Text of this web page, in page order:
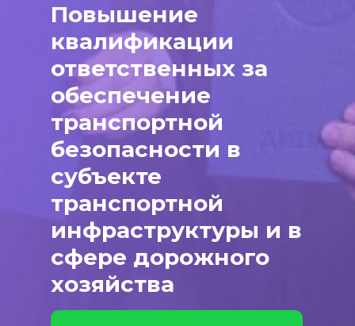
Повышение
квалификации
ответственных за
обеспечение
транспортной
безопасности в
субъекте
транспортной
инфраструктуры и в
сфере дорожного
хозяйства